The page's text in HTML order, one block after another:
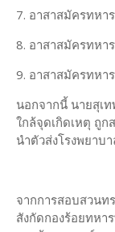
7. อาสาสมัครทหา
8. อาสาสมัครทหา
9. อาสาสมัครทหา
นอกจากนี้ นายสุเ
ใกล้จุดเกิดเหตุ ถูก
นำตัวส่งโรงพยาบ
จากการสอบสวนท
สังกัดกองร้อยทหา